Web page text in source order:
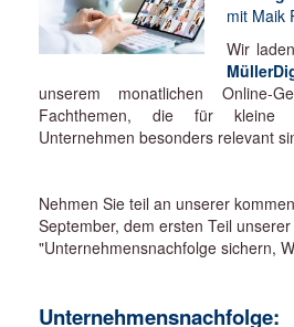
mit Maik
Wir
unserem monatlichen Online-
Fachthemen, die für kleine
Unternehmen besonders relevant
Nehmen Sie teil an unserer
September, dem ersten Teil
"Unternehmensnachfolge sichern,
Unternehmensnachfolge: